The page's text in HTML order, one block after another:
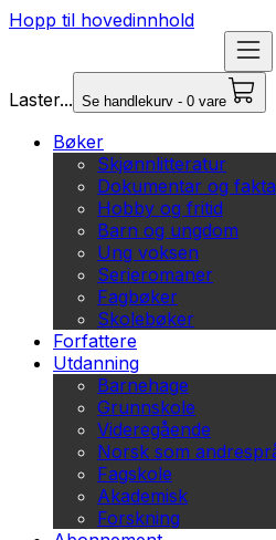
Hopp til hovedinnhold
Laster... Se handlekurv - 0 vare
Bøker
Skjønnlitteratur
Dokumentar og fakta
Hobby og fritid
Barn og ungdom
Ung voksen
Serieromaner
Fagbøker
Skolebøker
Forfattere
Utdanning
Barnehage
Grunnskole
Videregående
Norsk som
Fagskole
Akademisk
Forskning